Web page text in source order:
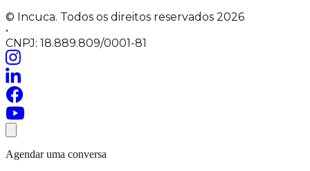
© Incuca. Todos os direitos reservados 2026
•
CNPJ: 18.889.809/0001-81
Agendar uma conversa